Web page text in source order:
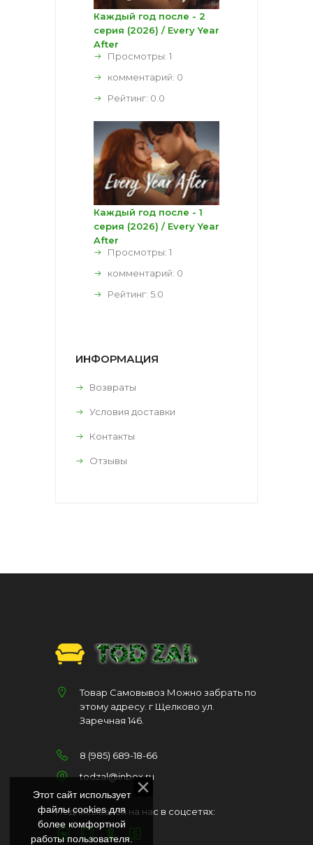
Каждый год после - 2
серия (2026) / Every Year
After
Просмотры: 1
комментарий: 0
Рейтинг: 0.0
Каждый год после - 1
серия (2026) / Every Year
After
Просмотры: 1
комментарий: 0
Рейтинг: 5.0
ИНФОРМАЦИЯ
Возвраты
Условия доставки
Контакты
Отзывы
Товар Самовывоз Можно забрать по
этому адресу. г Щелково ул.
Заречная 146.
8 (985) 689-18-66
todzal@inbox.ru
Подписывайся на нас в соцсетях:
Этот сайт использует
файлы cookies для
более комфортной
работы пользователя.